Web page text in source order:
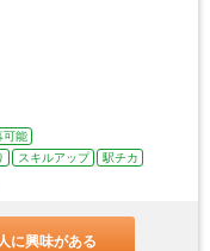
可能
スキルアップ
駅チカ
に興味がある